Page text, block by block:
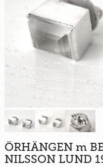
ÖRHÄNGEN m
NILSSON LUND